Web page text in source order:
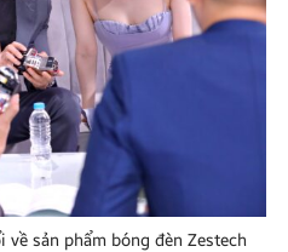
về sản phẩm bóng đèn Zestech